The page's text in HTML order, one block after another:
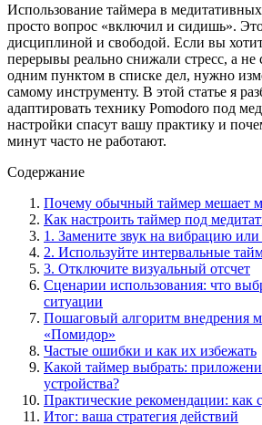
Использование таймера в
просто вопрос «включил и сидишь».
дисциплиной и свободой. Если вы
перерывы реально снижали стресс, а не
одним пунктом в списке дел, нужно
самому инструменту. В этой статье я
адаптировать технику Pomodoro под
настройки спасут вашу практику и
минут часто не работают.
Содержание
Почему обычный таймер мешает
Как настроить таймер под
1. Замените звук на вибрацию или
2. Используйте интервальные
3. Отключите визуальный отсчет
Сценарии использования: что
ситуации
Пошаговый алгоритм внедрения
«Помидор»
Частые ошибки и как их избежать
Какой таймер выбрать:
устройства?
Практические рекомендации: как
Итог: ваша стратегия действий